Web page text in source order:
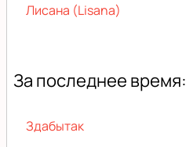
Лисана (Lisana)
За последнее время:
Здабытак